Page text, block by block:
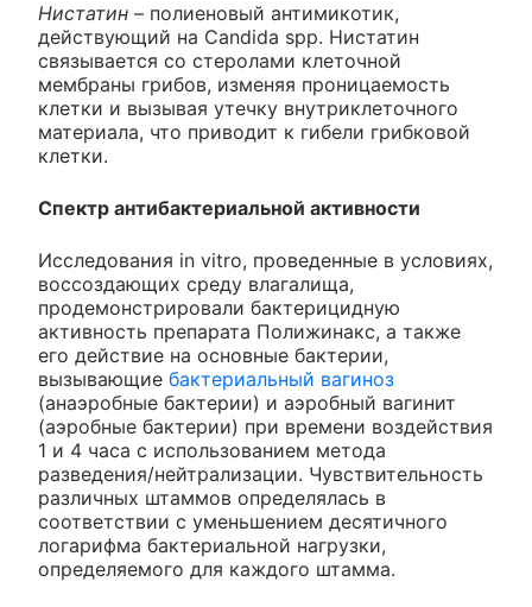
Нистатин – полиеновый антимикотик,
действующий на Candida spp. Нистатин
связывается со стеролами клеточной
мембраны грибов, изменяя проницаемость
клетки и вызывая утечку внутриклеточного
материала, что приводит к гибели грибковой
клетки.
Спектр антибактериальной активности
Исследования in vitro, проведенные в условиях,
воссоздающих среду влагалища,
продемонстрировали бактерицидную
активность препарата Полижинакс, а также
его действие на основные бактерии,
вызывающие бактериальный вагиноз
(анаэробные бактерии) и аэробный вагинит
(аэробные бактерии) при времени воздействия
1 и 4 часа с использованием метода
разведения/нейтрализации. Чувствительность
различных штаммов определялась в
соответствии с уменьшением десятичного
логарифма бактериальной нагрузки,
определяемого для каждого штамма.